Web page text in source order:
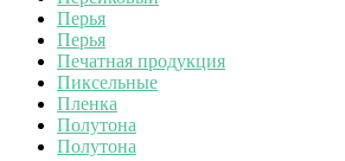
Перья
Перья
Печатная продукция
Пиксельные
Пленка
Полутона
Полутона